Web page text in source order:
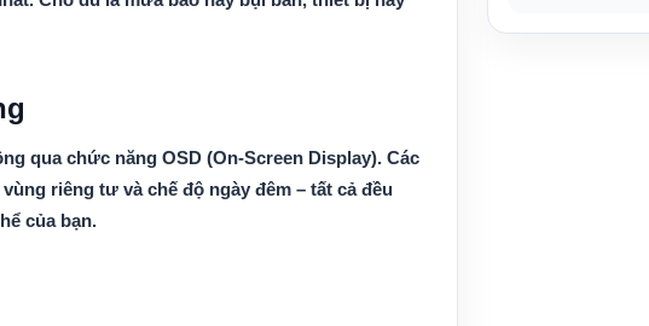
qua chức năng OSD (On-Screen Display). Các
riêng tư và chế độ ngày đêm – tất cả đều
của bạn.